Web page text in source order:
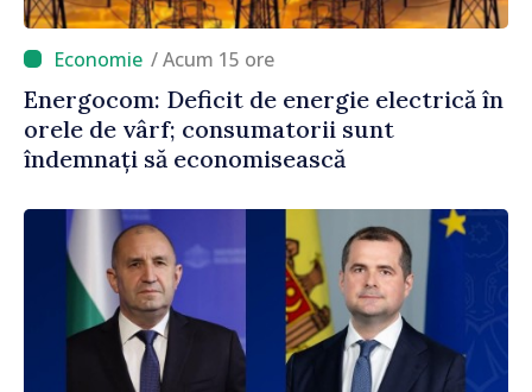
/ Acum 15 ore
Energocom: Deficit de energie electrică în
orele de vârf; consumatorii sunt
îndemnați să economisească